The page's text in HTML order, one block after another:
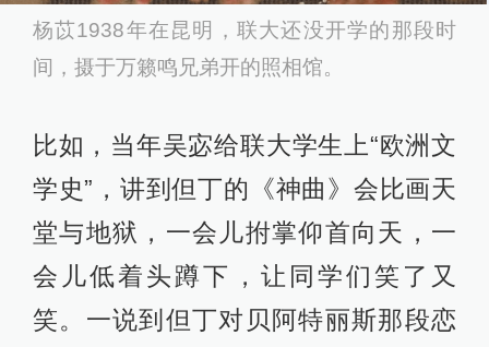
杨苡1938年在昆明，联大还没开学的那段时
间，摄于万籁鸣兄弟开的照相馆。
比如，当年吴宓给联大学生上“欧洲文
学史”，讲到但丁的《神曲》会比画天
堂与地狱，一会儿拊掌仰首向天，一
会儿低着头蹲下，让同学们笑了又
笑。一说到但丁对贝阿特丽斯那段恋